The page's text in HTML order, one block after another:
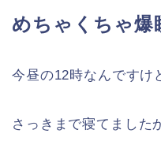
めちゃくちゃ爆
今昼の12時なんですけ
さっきまで寝てました